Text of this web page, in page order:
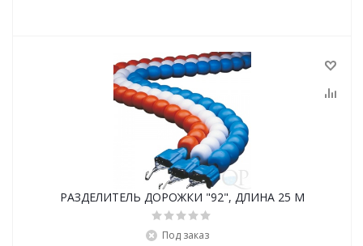
РАЗДЕЛИТЕЛЬ ДОРОЖКИ "92", ДЛИНА 25 М
Под заказ